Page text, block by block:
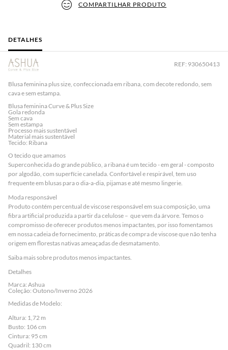
COMPARTILHAR PRODUTO
DETALHES
REF: 930650413
Blusa feminina plus size, confeccionada em ribana, com decote redondo, sem
cava e sem estampa.
Blusa feminina Curve & Plus Size
Gola redonda
Sem cava
Sem estampa
Processo mais sustentável
Material mais sustentável
Tecido: Ribana
O tecido que amamos
Superconhecida do grande público, a ribana é um tecido - em geral - composto
por algodão, com superfície canelada. Confortável e respirável, tem uso
frequente em blusas para o dia-a-dia, pijamas e até mesmo lingerie.
Moda responsável
Produto contém percentual de viscose responsável em sua composição, uma
fibra artificial produzida a partir da celulose – que vem da árvore. Temos o
compromisso de oferecer produtos menos impactantes, por isso fomentamos
em nossa cadeia de fornecimento, práticas de compra de viscose que não tenha
origem em florestas nativas ameaçadas de desmatamento.
Saiba mais sobre produtos menos impactantes.
Detalhes
Marca: Ashua
Coleção: Outono/Inverno 2026
Medidas de Modelo:
Altura: 1,72 m
Busto: 106 cm
Cintura: 95 cm
Quadril: 130 cm